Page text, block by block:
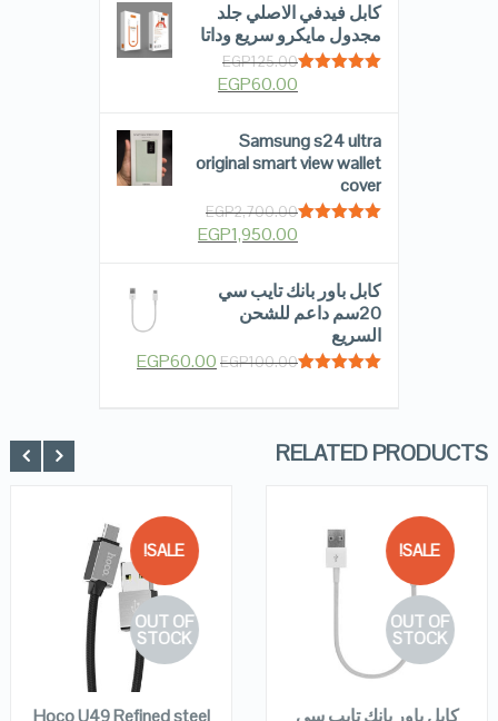
كابل فيدفي الاصلي جلد
مجدول مايكرو سريع وداتا
EGP125.00
EGP60.00
Samsung s24 ultra
original smart view wallet
cover
EGP2,700.00
EGP1,950.00
كابل باور بانك تايب سي
20سم داعم للشحن
السريع
EGP100.00
EGP60.00
RELATED PRODUCTS
SALE!
OUT OF
STOCK
QUICK LOOK
VIEW DETAILS
READ MORE
كابل باور بانك تايب سي
SALE!
OUT OF
STOCK
QUICK LOOK
VIEW DETAILS
READ MORE
Hoco U49 Refined steel